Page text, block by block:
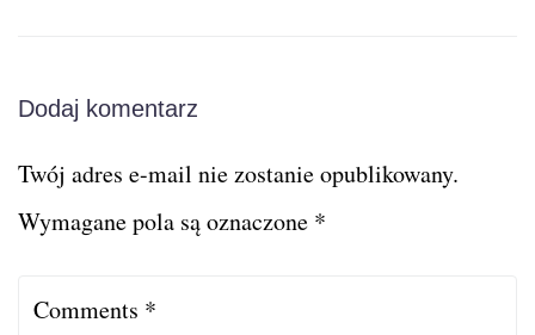
Dodaj komentarz
Twój adres e-mail nie zostanie opublikowany.
Wymagane pola są oznaczone *